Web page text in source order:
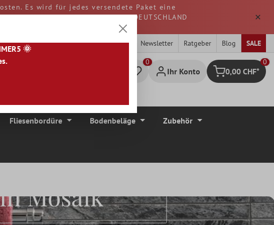
Es wird für jedes versendete Paket eine
tragen. Alle Waren werden aus DEUTSCHLAND
Newsletter Ratgeber Blog SALE
Ihr Konto Warenkorb
0
0,00 CHF*
Fliesenbordüre Bodenbeläge Zubehör
Mosaik
🌞